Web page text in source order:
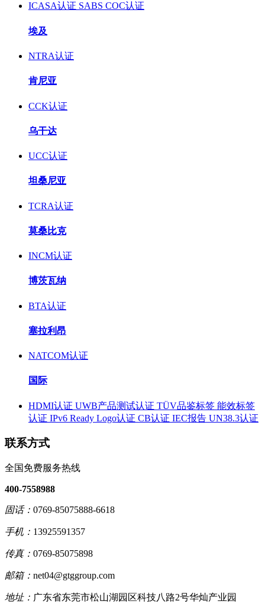
ICASA认证 SABS COC认证
埃及
NTRA认证
肯尼亚
CCK认证
乌干达
UCC认证
坦桑尼亚
TCRA认证
莫桑比克
INCM认证
博茨瓦纳
BTA认证
塞拉利昂
NATCOM认证
国际
HDMI认证 UWB产品测试认证 TÜV品鉴标签 能效标签
认证 IPv6 Ready Logo认证 CB认证 IEC报告 UN38.3认证
联系方式
全国免费服务热线
400-7558988
固话： 0769-85075888-6618
手机： 13925591357
传真： 0769-85075898
邮箱： net04@gtggroup.com
地址： 广东省东莞市松山湖园区科技八路2号华灿产业园